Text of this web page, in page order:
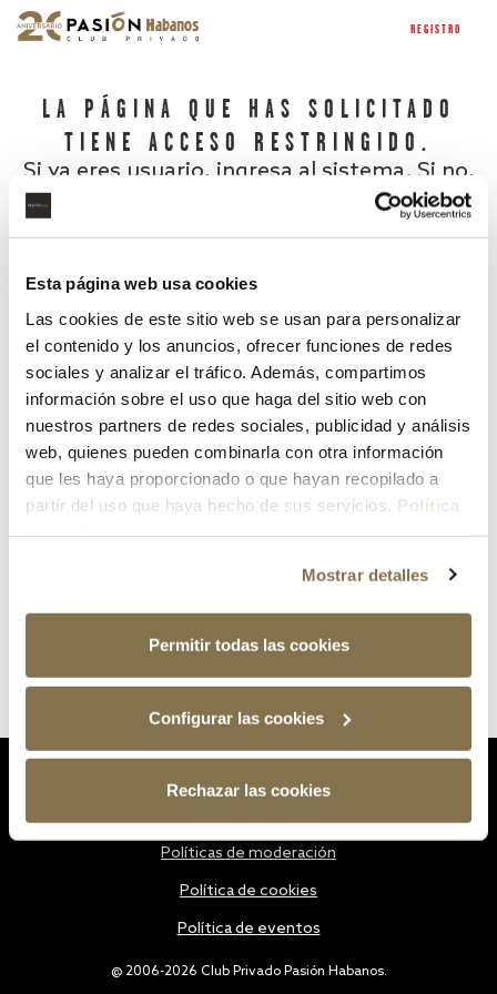
Esta página web usa cookies
Las cookies de este sitio web se usan para personalizar
el contenido y los anuncios, ofrecer funciones de redes
sociales y analizar el tráfico. Además, compartimos
información sobre el uso que haga del sitio web con
nuestros partners de redes sociales, publicidad y análisis
web, quienes pueden combinarla con otra información
que les haya proporcionado o que hayan recopilado a
partir del uso que haya hecho de sus servicios. Política
Mostrar detalles
Permitir todas las cookies
Configurar las cookies
Rechazar las cookies
REGISTRO
LA PÁGINA QUE HAS SOLICITADO
TIENE ACCESO RESTRINGIDO.
Si ya eres usuario, ingresa al sistema. Si no,
¿Has olvidado tu contraseña?
@ 2006-2026 Club Privado Pasión Habanos.
Políticas de moderación
Política de cookies
Política de eventos